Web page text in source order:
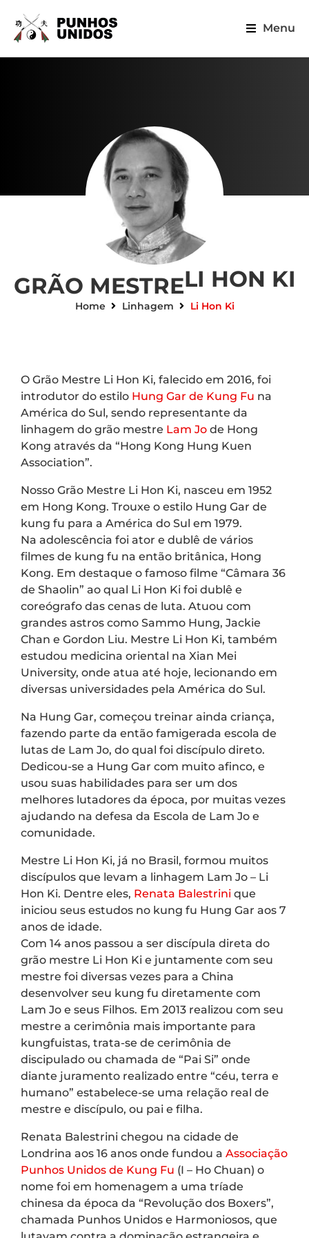
Menu
GRÃO MESTRELI HON KI
Home Linhagem Li Hon Ki
O Grão Mestre Li Hon Ki, falecido em 2016, foi
introdutor do estilo Hung Gar de Kung Fu na
América do Sul, sendo representante da
linhagem do grão mestre Lam Jo de Hong
Kong através da “Hong Kong Hung Kuen
Association”.
Nosso Grão Mestre Li Hon Ki, nasceu em 1952
em Hong Kong. Trouxe o estilo Hung Gar de
kung fu para a América do Sul em 1979.
Na adolescência foi ator e dublê de vários
filmes de kung fu na então britânica, Hong
Kong. Em destaque o famoso filme “Câmara 36
de Shaolin” ao qual Li Hon Ki foi dublê e
coreógrafo das cenas de luta. Atuou com
grandes astros como Sammo Hung, Jackie
Chan e Gordon Liu. Mestre Li Hon Ki, também
estudou medicina oriental na Xian Mei
University, onde atua até hoje, lecionando em
diversas universidades pela América do Sul.
Na Hung Gar, começou treinar ainda criança,
fazendo parte da então famigerada escola de
lutas de Lam Jo, do qual foi discípulo direto.
Dedicou-se a Hung Gar com muito afinco, e
usou suas habilidades para ser um dos
melhores lutadores da época, por muitas vezes
ajudando na defesa da Escola de Lam Jo e
comunidade.
Mestre Li Hon Ki, já no Brasil, formou muitos
discípulos que levam a linhagem Lam Jo – Li
Hon Ki. Dentre eles, Renata Balestrini que
iniciou seus estudos no kung fu Hung Gar aos 7
anos de idade.
Com 14 anos passou a ser discípula direta do
grão mestre Li Hon Ki e juntamente com seu
mestre foi diversas vezes para a China
desenvolver seu kung fu diretamente com
Lam Jo e seus Filhos. Em 2013 realizou com seu
mestre a cerimônia mais importante para
kungfuistas, trata-se de cerimônia de
discipulado ou chamada de “Pai Si” onde
diante juramento realizado entre “céu, terra e
humano” estabelece-se uma relação real de
mestre e discípulo, ou pai e filha.
Renata Balestrini chegou na cidade de
Londrina aos 16 anos onde fundou a Associação
Punhos Unidos de Kung Fu (I – Ho Chuan) o
nome foi em homenagem a uma tríade
chinesa da época da “Revolução dos Boxers”,
chamada Punhos Unidos e Harmoniosos, que